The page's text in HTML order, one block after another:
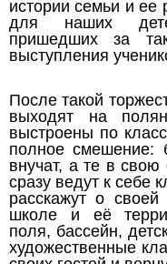
истории семьи и ее
для наших
пришедших за
выступления
После такой
выходят на
выстроены по
полное смешение:
внучат, а те в свою
сразу ведут к себе
расскажут о
школе и её
поля, бассейн,
художественные